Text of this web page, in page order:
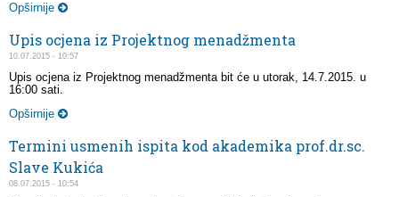
Opširnije
Upis ocjena iz Projektnog menadžmenta
10.07.2015 - 10:57
Upis ocjena iz Projektnog menadžmenta bit će u utorak, 14.7.2015. u
16:00 sati.
Opširnije
Termini usmenih ispita kod akademika prof.dr.sc.
Slave Kukića
08.07.2015 - 10:54